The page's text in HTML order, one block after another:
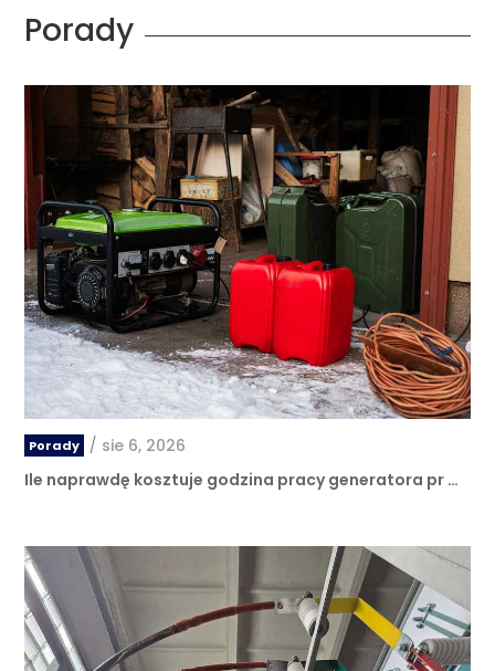
Porady
Porady / sie 6, 2026
Ile naprawdę kosztuje godzina pracy generatora pr …